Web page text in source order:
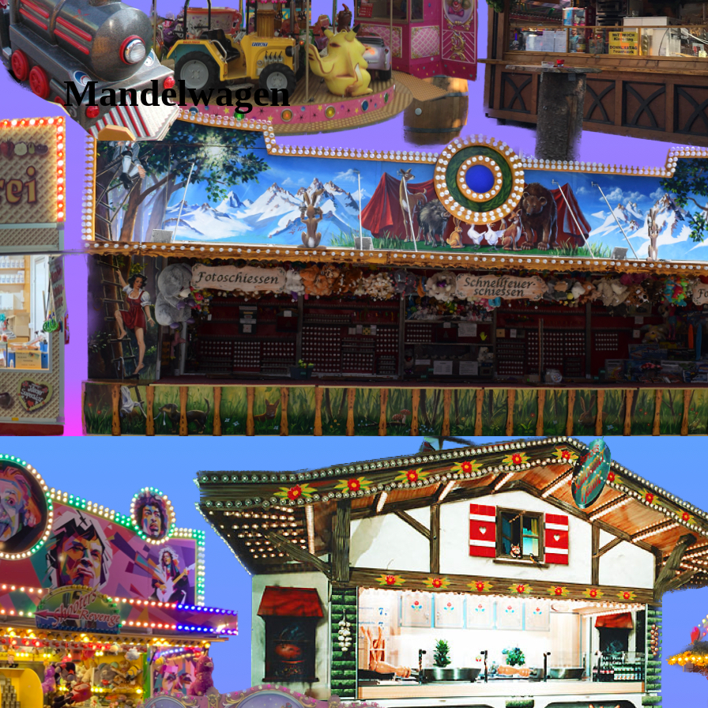
Mandelwagen